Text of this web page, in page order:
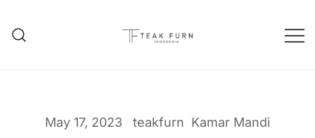
May 17, 2023 teakfurn Kamar Mandi